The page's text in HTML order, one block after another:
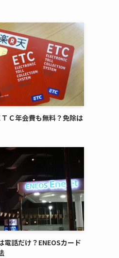
Ｃ年会費も無料？免除は
電話だけ？ENEOSカード